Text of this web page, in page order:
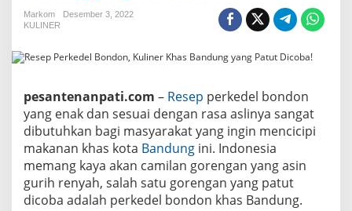
e
e
d
B
o
n
d
o
n
,
K
u
l
Markom
Desember 3, 2022
KULINER
pesantenanpati.com – Resep perkedel bondon
yang enak dan sesuai dengan rasa aslinya sangat
dibutuhkan bagi masyarakat yang ingin mencicipi
makanan khas kota Bandung ini. Indonesia
memang kaya akan camilan gorengan yang asin
gurih renyah, salah satu gorengan yang patut
dicoba adalah perkedel bondon khas Bandung.